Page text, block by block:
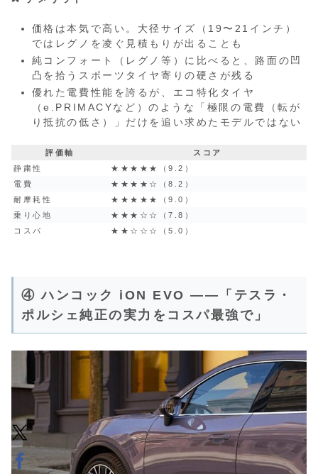
価格は本気で高い。大径サイズ（19〜21インチ）
ではレグノを凌ぐ見積もりが出ることも
純コンフォート（レグノ等）に比べると、路面の凹
凸を拾うスポーツタイヤ寄りの硬さが残る
優れた電費性能を誇るが、エコ特化タイヤ
（e.PRIMACYなど）のような「極限の電費（転が
り抵抗の低さ）」だけを追い求めたモデルではない
評価軸
スコア
静粛性
★★★★★（9.2）
電費
★★★★☆（8.2）
耐摩耗性
★★★★★（9.0）
乗り心地
★★★☆☆（7.8）
コスパ
★★☆☆☆（5.0）
④ ハンコック iON EVO ——「テスラ・
ポルシェ純正の実力をコスパ最強で」